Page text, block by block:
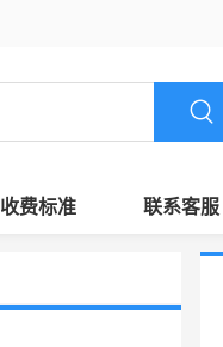
收费标准 联系客服